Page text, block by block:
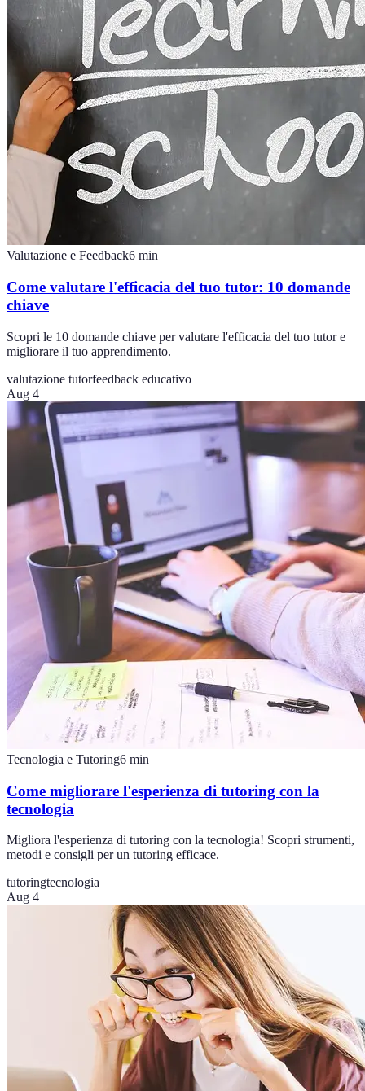
Valutazione e Feedback6 min
Come valutare l'efficacia del tuo tutor: 10 domande
chiave
Scopri le 10 domande chiave per valutare l'efficacia del tuo tutor e
migliorare il tuo apprendimento.
valutazione tutorfeedback educativo
Aug 4
Tecnologia e Tutoring6 min
Come migliorare l'esperienza di tutoring con la
tecnologia
Migliora l'esperienza di tutoring con la tecnologia! Scopri strumenti,
metodi e consigli per un tutoring efficace.
tutoringtecnologia
Aug 4